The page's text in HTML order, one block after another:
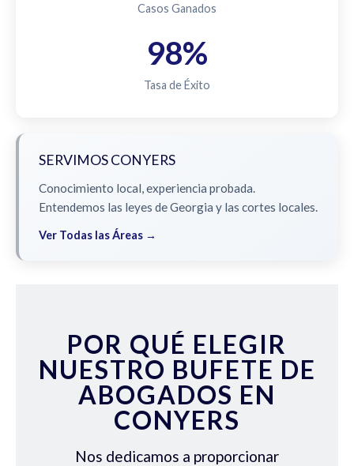
Casos Ganados
98%
Tasa de Éxito
SERVIMOS CONYERS
Conocimiento local, experiencia probada.
Entendemos las leyes de Georgia y las cortes locales.
Ver Todas las Áreas →
POR QUÉ ELEGIR
NUESTRO BUFETE DE
ABOGADOS EN
CONYERS
Nos dedicamos a proporcionar